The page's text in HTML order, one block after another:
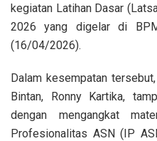
kegiatan Latihan Dasar
2026 yang digelar di
(16/04/2026).
Dalam kesempatan
Bintan, Ronny Kartika,
dengan mengangkat
Profesionalitas ASN (IP